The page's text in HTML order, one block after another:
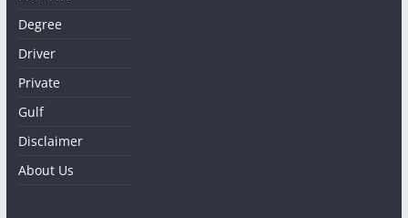
Degree
Driver
Private
Gulf
Disclaimer
About Us